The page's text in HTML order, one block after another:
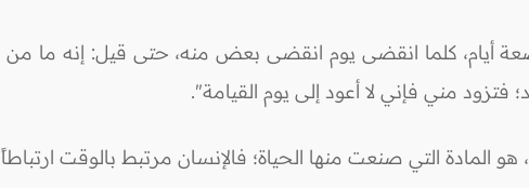
أيام، كلما انقضى يوم انقضى بعض منه، حتى قيل: إنه ما من
مني فإني لا أعود إلى يوم القيامة".
هو المادة التي صنعت منها الحياة؛ فالإنسان مرتبط بالوقت